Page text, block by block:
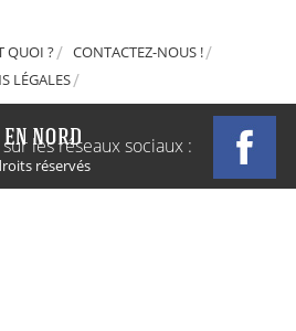
QUOI ?
CONTACTEZ-NOUS !
LÉGALES
réservés
les réseaux sociaux :